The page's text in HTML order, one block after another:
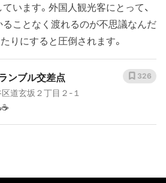
います。外国人観光客にとって、
ことなく渡れるのが不思議なんだ
りにすると圧倒されます。
ンブル交差点
道玄坂２丁目２-１
326